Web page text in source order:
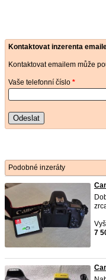
Kontaktovat inzerenta
Kontaktovat emailem může
Vaše telefonní číslo *
Odeslat
Podobné inzeráty
7